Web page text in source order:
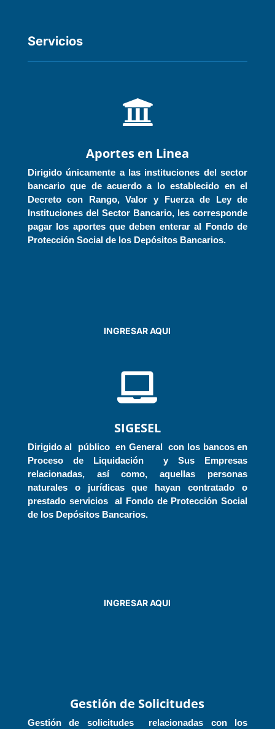
Servicios

Aportes en Linea
Dirigido únicamente a las instituciones del sector
bancario que de acuerdo a lo establecido en el
Decreto con Rango, Valor y Fuerza de Ley de
Instituciones del Sector Bancario, les corresponde
pagar los aportes que deben enterar al Fondo de
Protección Social de los Depósitos Bancarios.
INGRESAR AQUI

SIGESEL
Dirigido al público en General con los bancos en
Proceso de Liquidación y Sus Empresas
relacionadas, así como, aquellas personas
naturales o jurídicas que hayan contratado o
prestado servicios al Fondo de Protección Social
de los Depósitos Bancarios.
INGRESAR AQUI
Gestión de Solicitudes
Gestión de solicitudes relacionadas con los